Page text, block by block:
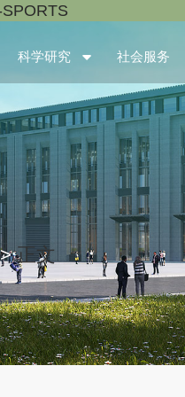
科学研究 社会服务
正文